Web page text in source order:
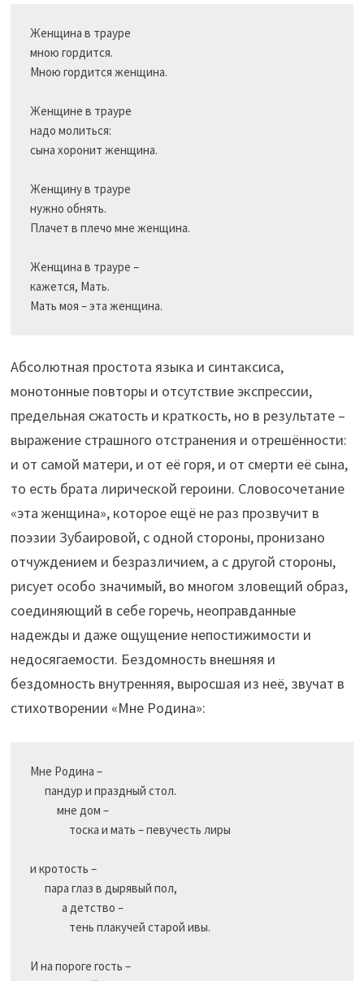
Женщина в трауре
мною гордится.
Мною гордится женщина.
Женщине в трауре
надо молиться:
сына хоронит женщина.
Женщину в трауре
нужно обнять.
Плачет в плечо мне женщина.
Женщина в трауре –
кажется, Мать.
Абсолютная простота языка и синтаксиса,
монотонные повторы и отсутствие экспрессии,
предельная сжатость и краткость, но в результате –
выражение страшного отстранения и отрешённости:
и от самой матери, и от её горя, и от смерти её сына,
то есть брата лирической героини. Словосочетание
«эта женщина», которое ещё не раз прозвучит в
поэзии Зубаировой, с одной стороны, пронизано
отчуждением и безразличием, а с другой стороны,
рисует особо значимый, во многом зловещий образ,
соединяющий в себе горечь, неоправданные
надежды и даже ощущение непостижимости и
недосягаемости. Бездомность внешняя и
бездомность внутренняя, выросшая из неё, звучат в
стихотворении «Мне Родина»:
Мне Родина –
и кротость –
И на пороге гость –